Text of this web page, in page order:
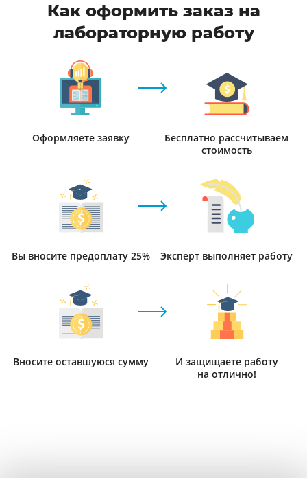
Как оформить заказ на
лабораторную работу
Оформляете заявку
Бесплатно рассчитываем
стоимость
Вы вносите предоплату 25% Эксперт выполняет работу
Вносите оставшуюся сумму
И защищаете работу
на отлично!